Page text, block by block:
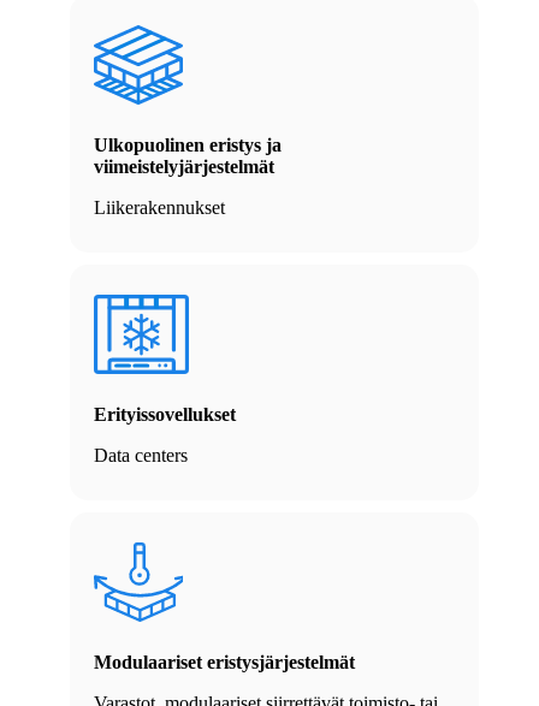
Ulkopuolinen eristys ja
viimeistelyjärjestelmät
Liikerakennukset
Erityissovellukset
Data centers
Modulaariset eristysjärjestelmät